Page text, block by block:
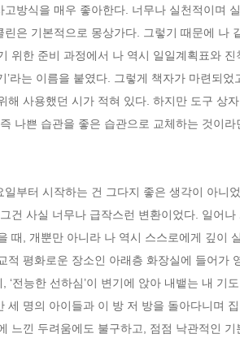
고방식을 매우 좋아한다. 너무나 실천적이며
린은 기본적으로 몽상가다. 그렇기 때문에
위한 준비 과정에서 나 역시 일일계획표와
’라는 이름을 붙였다. 그렇게 책자가 마련되
해 사용했던 시가 적혀 있다. 하지만 도구 상
나쁜 습관을 좋은 습관으로 교체하는 것이
일부터 시작하는 건 그다지 좋은 생각이 아니
건 사실 너무나 급작스런 변환이었다. 일어
때, 개뿐만 아니라 나 역시 스스로에게 깊이
적 평화로운 장소인 아래층 화장실에 들어가
, ‘전능한 선하심’이 변기에 앉아 내뱉는 내
세 명의 아이들과 이 방 저 방을 돌아다니며
느낀 두려움에도 불구하고, 점점 낙관적인